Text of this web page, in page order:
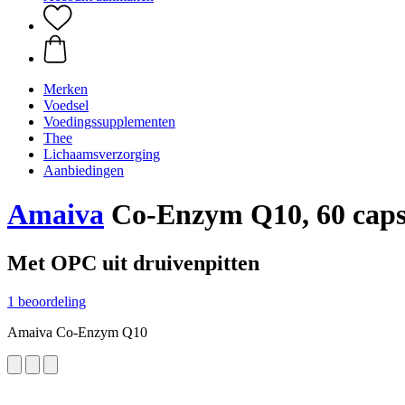
Merken
Voedsel
Voedingssupplementen
Thee
Lichaamsverzorging
Aanbiedingen
Amaiva Co-Enzym Q10, 60
Met OPC uit druivenpitten
1 beoordeling
Amaiva Co-Enzym Q10